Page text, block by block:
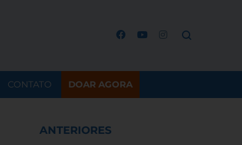
CONTATO DOAR AGORA
ANTERIORES